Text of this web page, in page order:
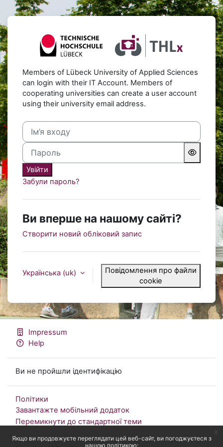
Перейти до головного вмісту
Якщо ви продовжуєте переглядати цей веб-сайт, ви погоджуєтеся з
нашою політикою:
Увійти до Digitale Lern-
Members of Lübeck University of Applied Sciences
can login with their IT Account. Members of
cooperating universities can create a user account
using their university email address.
Ім’я входу
Пароль
Увійти
Забули пароль?
Ви вперше на нашому сайті?
Створити новий обліковий запис
Українська ‎(uk)‎
Повідомлення про файли
cookie
Impressum
Help
Ви не пройшли ідентифікацію
Політики
Завантажте мобільний додаток
Перемикнути до стандартної теми